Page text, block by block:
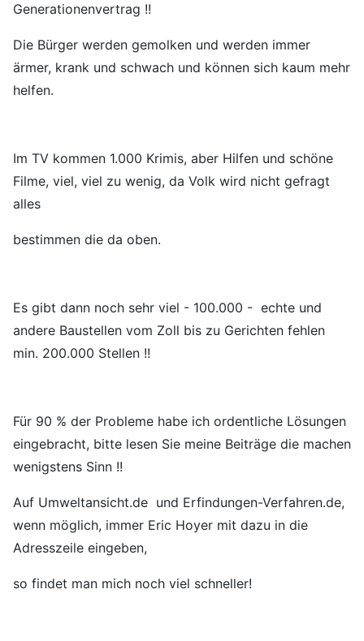
Generationenvertrag !!
Die Bürger werden gemolken und werden immer
ärmer, krank und schwach und können sich kaum mehr
helfen.
Im TV kommen 1.000 Krimis, aber Hilfen und schöne
Filme, viel, viel zu wenig, da Volk wird nicht gefragt
alles
bestimmen die da oben.
Es gibt dann noch sehr viel - 100.000 - echte und
andere Baustellen vom Zoll bis zu Gerichten fehlen
min. 200.000 Stellen !!
Für 90 % der Probleme habe ich ordentliche Lösungen
eingebracht, bitte lesen Sie meine Beiträge die machen
wenigstens Sinn !!
Auf Umweltansicht.de und Erfindungen-Verfahren.de,
wenn möglich, immer Eric Hoyer mit dazu in die
Adresszeile eingeben,
so findet man mich noch viel schneller!